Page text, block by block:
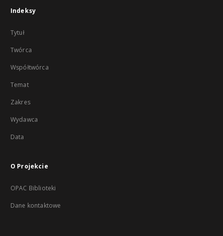
Indeksy
Tytuł
Twórca
Współtwórca
Temat
Zakres
Wydawca
Data
O Projekcie
OPAC Biblioteki
Dane kontaktowe